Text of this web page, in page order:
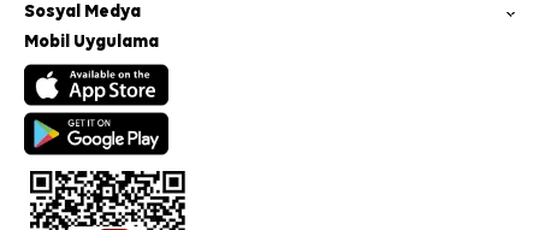
Sosyal Medya
Mobil Uygulama